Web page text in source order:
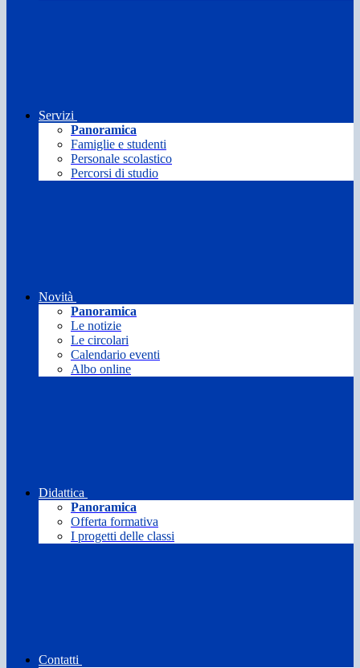
Servizi
Panoramica
Famiglie e studenti
Personale scolastico
Percorsi di studio
Novità
Panoramica
Le notizie
Le circolari
Calendario eventi
Albo online
Didattica
Panoramica
Offerta formativa
I progetti delle classi
Contatti